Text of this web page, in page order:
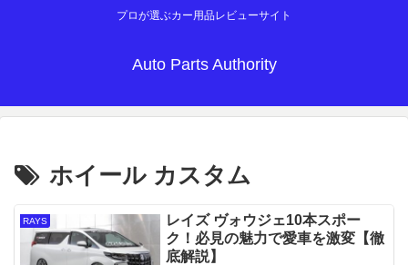
プロが選ぶカー用品レビューサイト
Auto Parts Authority
ホイール カスタム
RAYS
レイズ ヴォウジェ10本スポー
ク！必見の魅力で愛車を激変【徹
底解説】